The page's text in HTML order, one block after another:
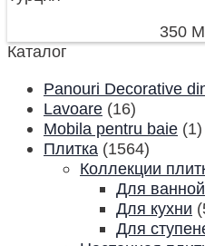
350
Каталог
Panouri Decorative
Lavoare (16)
Mobila pentru baie (1)
Плитка (1564)
Коллекции
Для ванной
Для кухни
Для